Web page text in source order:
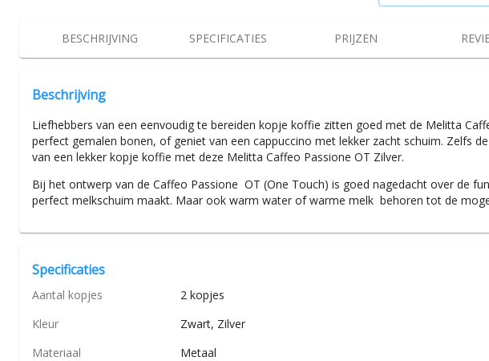
BESCHRIJVING SPECIFICATIES PRIJZEN
Beschrijving
Liefhebbers van een eenvoudig te bereiden kopje koffie zitten goed met de Melitta
perfect gemalen bonen, of geniet van een cappuccino met lekker zacht schuim. Zelfs
van een lekker kopje koffie met deze Melitta Caffeo Passione OT Zilver.
Bij het ontwerp van de Caffeo Passione OT (One Touch) is goed nagedacht over de
perfect melkschuim maakt. Maar ook warm water of warme melk behoren tot de
Specificaties
Aantal kopjes
2 kopjes
Kleur
Zwart, Zilver
Materiaal
Metaal